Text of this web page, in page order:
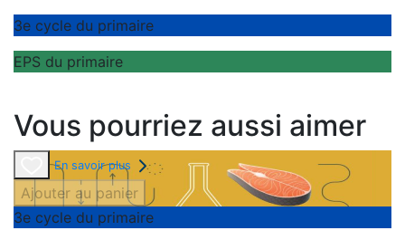
3e cycle du primaire
EPS du primaire
Vous pourriez aussi aimer
En savoir plus
Ajouter au panier
3e cycle du primaire